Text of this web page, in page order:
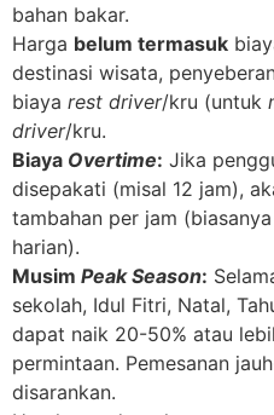
bahan bakar.
Harga belum termasuk
destinasi wisata,
biaya rest driver/kru (untuk
driver/kru.
Biaya Overtime: Jika
disepakati (misal 12 jam),
tambahan per jam
harian).
Musim Peak Season:
sekolah, Idul Fitri, Natal,
dapat naik 20-50% atau
permintaan. Pemesanan
disarankan.